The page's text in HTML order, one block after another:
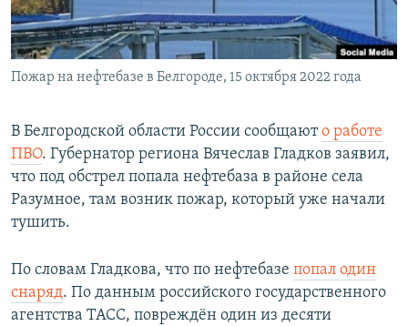
ПОБЕДИТЕЛЕЙ НЕ СУДЯТ?
КРЫМ.НЕПОКОРЕННЫЙ
ELIFBE
ПРИСОЕДИНЯЙТЕСЬ!
Все сайты RFE/RL
Пожар на нефтебазе в Белгороде, 15 октября 2022 года
В Белгородской области России сообщаюто работе
ПВО. Губернатор региона Вячеслав Гладков заявил,
что под обстрел попала нефтебаза в районе села
Разумное, там возник пожар, который уже начали
тушить.
По словам Гладкова, что по нефтебазе попал один
снаряд. По данным российского государственного
агентства ТАСС, повреждён один из десяти